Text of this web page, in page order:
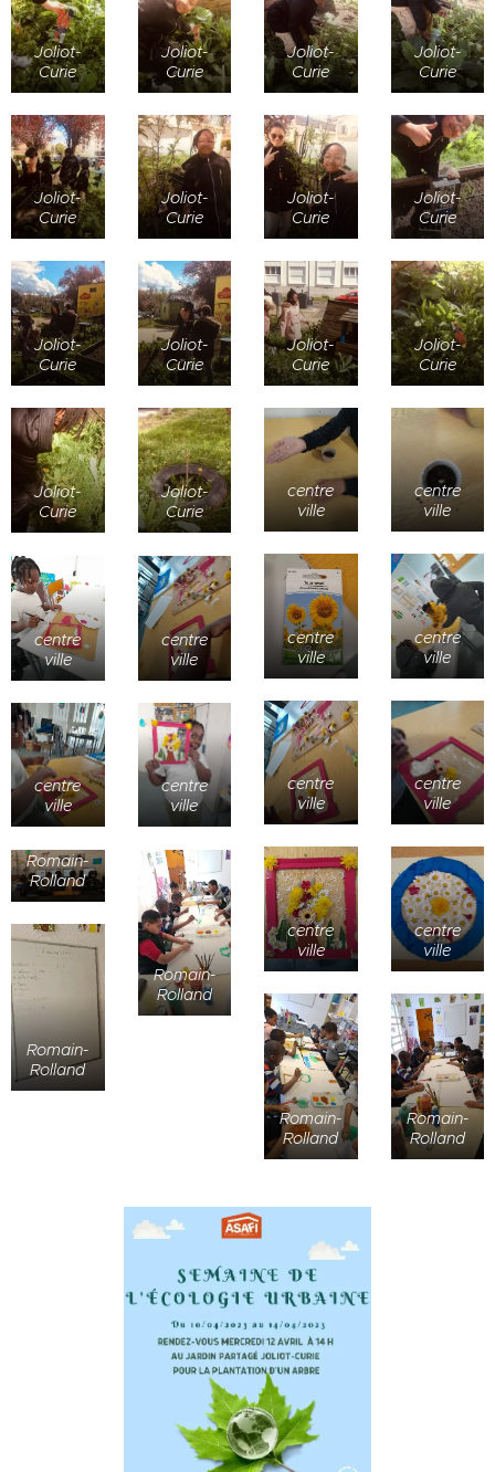
Joliot-
Curie
Joliot-
Curie
Joliot-
Curie
Joliot-
Curie
Joliot-
Curie
Joliot-
Curie
Joliot-
Curie
Joliot-
Curie
Joliot-
Curie
Joliot-
Curie
Joliot-
Curie
Joliot-
Curie
Joliot-
Curie
Joliot-
Curie
centre
ville
centre
ville
centre
ville
centre
ville
centre
ville
centre
ville
centre
ville
centre
ville
centre
ville
centre
ville
centre
ville
centre
ville
Romain-
Rolland
Romain-
Rolland
Romain-
Rolland
Romain-
Rolland
Romain-
Rolland